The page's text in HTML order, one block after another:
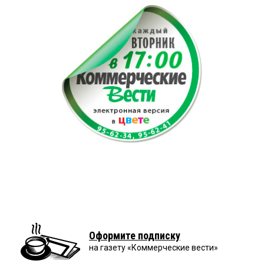
Оформите подписку
на газету «Коммерческие вести»